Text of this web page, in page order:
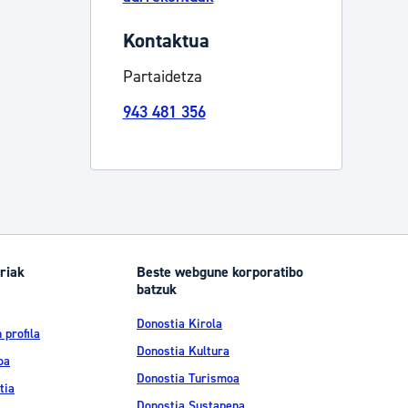
Izapideen katalogoa
Kontaktua
Partaidetza
943 481 356
profila
Beste webgune korporatibo
batzuk
Donostia Kirola
Donostia Kultura
Donostia Turismoa